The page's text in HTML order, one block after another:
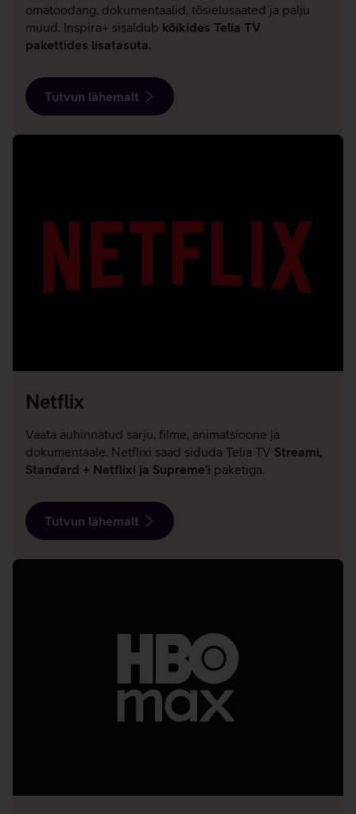
omatoodang, dokumentaalid, tõsielusaated ja palju
muud. Inspira+ sisaldub kõikides Telia TV
pakettides lisatasuta.
Tutvun lähemalt
Netflix
Vaata auhinnatud sarju, filme, animatsioone ja
dokumentaale. Netflixi saad siduda Telia TV Streami,
Standard + Netflixi ja Supreme’i paketiga.
Tutvun lähemalt